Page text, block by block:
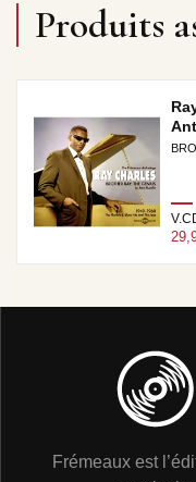
Produits
Frémeaux est